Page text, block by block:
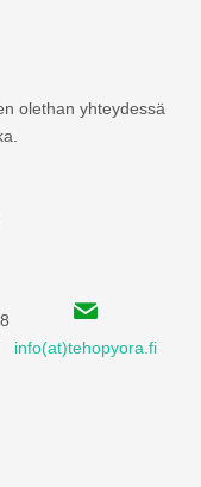
olethan yhteydessä
info(at)tehopyora.fi